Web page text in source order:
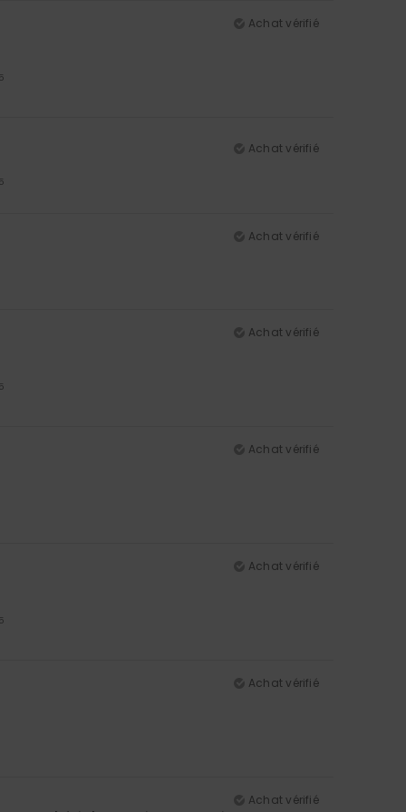
Achat vérifié
Achat vérifié
Achat vérifié
Achat vérifié
Achat vérifié
Achat vérifié
Achat vérifié
Achat vérifié